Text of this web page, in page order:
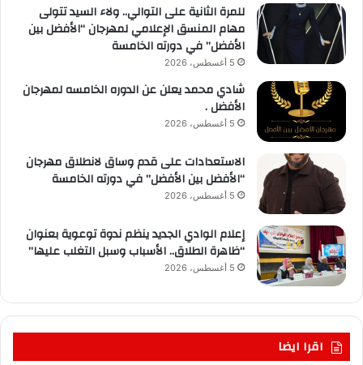
للمرة الثانية على التوالي.. ولاء السيد تتولى
مهام المنسق الإعلامي لمهرجان “الأفضل بين
الأفضل” في دورته الخامسة
5 أغسطس، 2026
شادي محمد يعلن عن الدوره الخامسه لمهرجان
الأفضل .
5 أغسطس، 2026
الاستعدادات على قدم وساق لانطلاق مهرجان
“الأفضل بين الأفضل” في دورته الخامسة
5 أغسطس، 2026
إعلام الوادي الجديد ينظم ندوة توعوية بعنوان
“ظاهرة الطلاق.. الأسباب وسبل التغلب عليها”
5 أغسطس، 2026
اقرا ايضا